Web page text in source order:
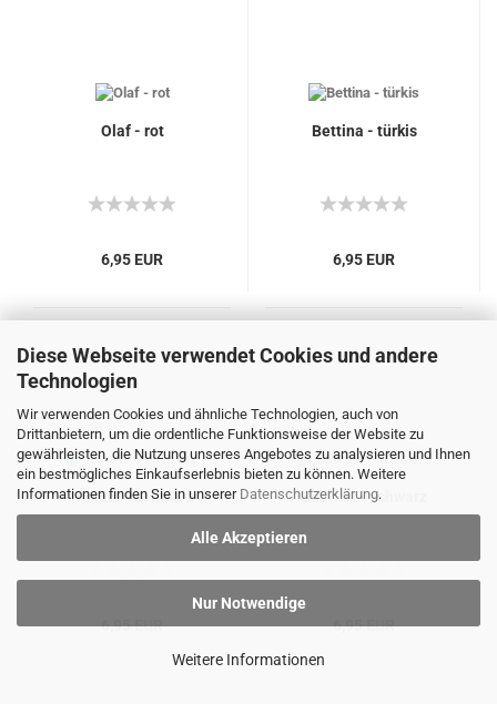
Diese Webseite verwendet Cookies und andere
Technologien
Wir verwenden Cookies und ähnliche Technologien, auch von
Drittanbietern, um die ordentliche Funktionsweise der Website zu
gewährleisten, die Nutzung unseres Angebotes zu analysieren und Ihnen
ein bestmögliches Einkaufserlebnis bieten zu können. Weitere
Informationen finden Sie in unserer Datenschutzerklärung.
Alle Akzeptieren
Nur Notwendige
Weitere Informationen
Olaf - rot
6,95 EUR
Bettina - türkis
6,95 EUR
Renate - schwarz
6,95 EUR
Sabrina - schwarz
6,95 EUR